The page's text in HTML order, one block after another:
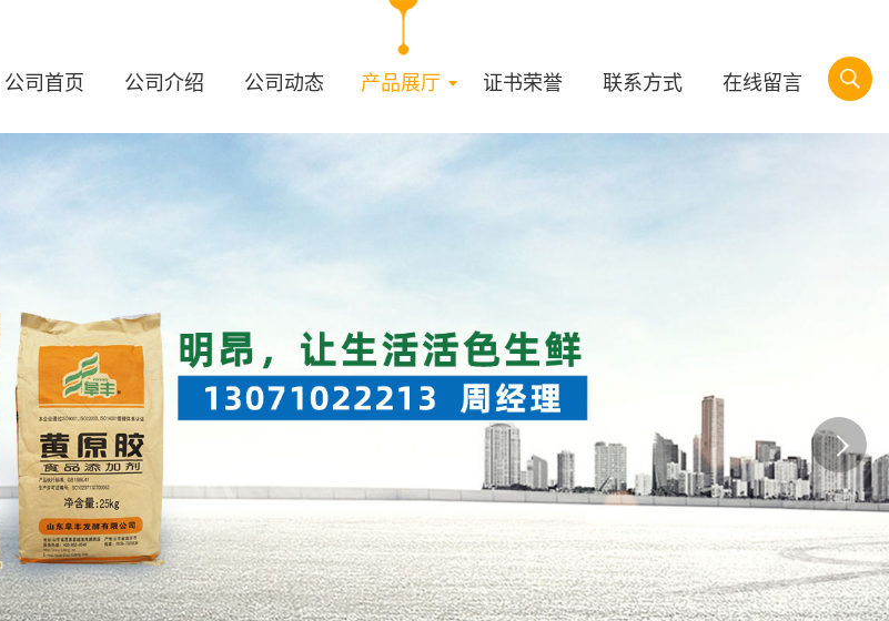
公司首页 公司介绍 公司动态 产品展厅 证书荣誉 联系方式 在线留言